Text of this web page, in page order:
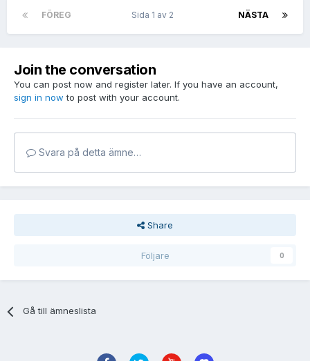
FÖREG NÄSTA
Sida 1 av 2
Join the conversation
You can post now and register later. If you have an account,
sign in now to post with your account.
Svara på detta ämne…
Share
Följare 0
Gå till ämneslista